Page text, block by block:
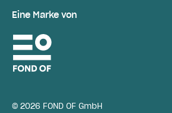
Eine Marke von
© 2026 FOND OF GmbH